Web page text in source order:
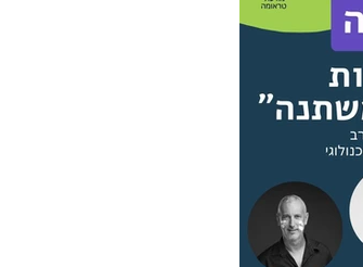
קצרצרים וקהילתיים